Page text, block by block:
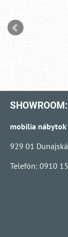
SHOWROOM:
mobilia nábytok
929 01
Telefón: 0910